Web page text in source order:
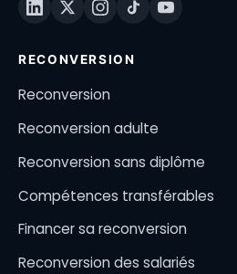
RECONVERSION
Reconversion
Reconversion adulte
Reconversion sans diplôme
Compétences transférables
Financer sa reconversion
Reconversion des salariés